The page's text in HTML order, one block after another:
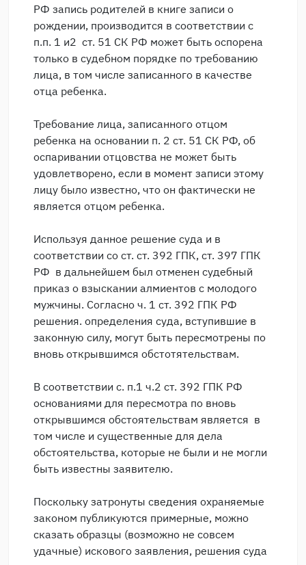
РФ запись родителей в книге записи о
рождении, производится в соответствии с
п.п. 1 и2 ст. 51 СК РФ может быть оспорена
только в судебном порядке по требованию
лица, в том числе записанного в качестве
отца ребенка.
Требование лица, записанного отцом
ребенка на основании п. 2 ст. 51 СК РФ, об
оспаривании отцовства не может быть
удовлетворено, если в момент записи этому
лицу было известно, что он фактически не
является отцом ребенка.
Используя данное решение суда и в
соответствии со ст. ст. 392 ГПК, ст. 397 ГПК
РФ в дальнейшем был отменен судебный
приказ о взыскании алмиентов с молодого
мужчины. Согласно ч. 1 ст. 392 ГПК РФ
решения. определения суда, вступившие в
законную силу, могут быть пересмотрены по
вновь открывшимся обстотятельствам.
В соответствии с. п.1 ч.2 ст. 392 ГПК РФ
основаниями для пересмотра по вновь
открывшимся обстоятельствам является в
том числе и существенные для дела
обстоятельства, которые не были и не могли
быть известны заявителю.
Поскольку затронуты сведения охраняемые
законом публикуются примерные, можно
сказать образцы (возможно не совсем
удачные) искового заявления, решения суда